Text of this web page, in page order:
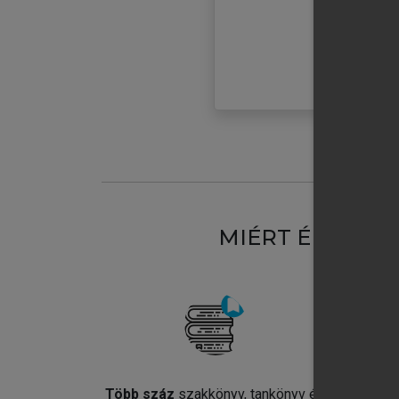
MIÉRT
Több száz szakkönyv, tankönyv és